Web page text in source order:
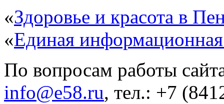
«Здоровье и красота в
«Единая
По вопросам работы
info@e58.ru, тел.: +7